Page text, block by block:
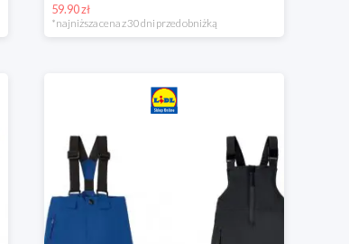
59.90 zł
*najniższa cena z 30 dni przed obniżką